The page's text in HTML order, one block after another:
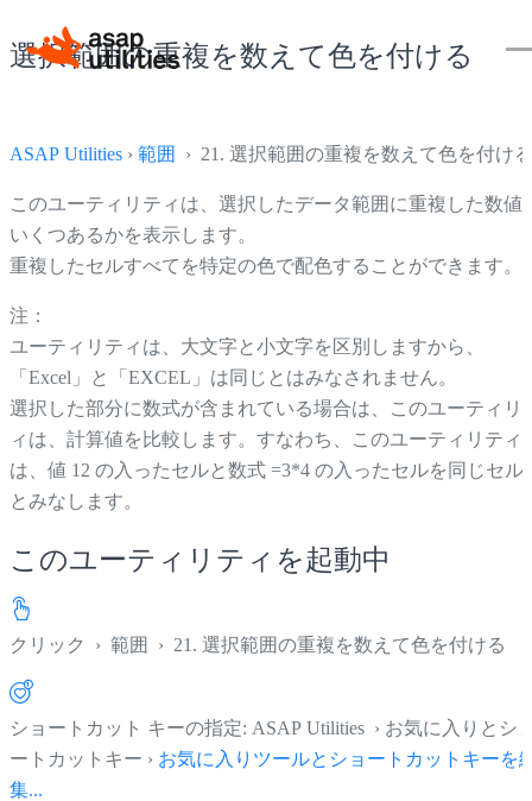
選択範囲の重複を数えて色を付ける
ASAP Utilities › 範囲 › 21. 選択範囲の重複を数えて色を付ける
このユーティリティは、選択したデータ範囲に重複した数値
いくつあるかを表示します。
重複したセルすべてを特定の色で配色することができます。
注：
ユーティリティは、大文字と小文字を区別しますから、
「Excel」と「EXCEL」は同じとはみなされません。
選択した部分に数式が含まれている場合は、このユーティリ
ィは、計算値を比較します。すなわち、このユーティリティ
は、値 12 の入ったセルと数式 =3*4 の入ったセルを同じセル
とみなします。
このユーティリティを起動中
クリック › 範囲 › 21. 選択範囲の重複を数えて色を付ける
ショートカット キーの指定: ASAP Utilities › お気に入りとシ
ートカットキー › お気に入りツールとショートカットキーを
集...